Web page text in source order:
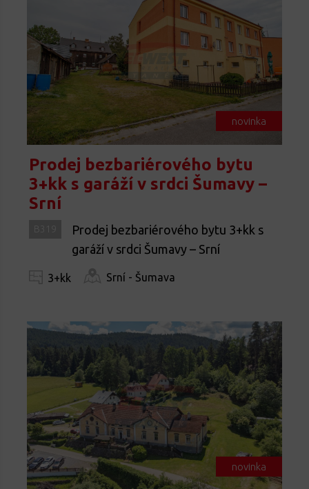
novinka
Prodej bezbariérového bytu
3+kk s garáží v srdci Šumavy –
Srní
Prodej bezbariérového bytu 3+kk s
garáží v srdci Šumavy – Srní
3+kk Srní - Šumava
novinka